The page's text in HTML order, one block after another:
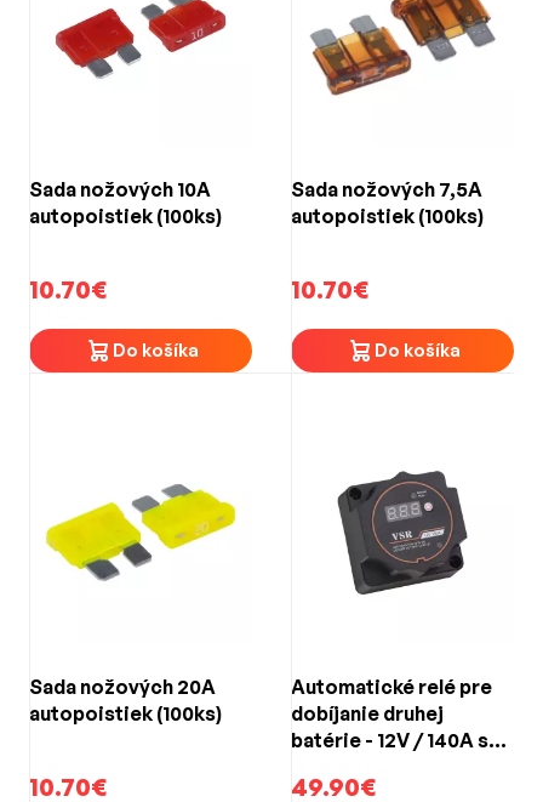
Sada nožových 10A
autopoistiek (100ks)
10.70€
Do košíka
Sada nožových 7,5A
autopoistiek (100ks)
10.70€
Do košíka
Sada nožových 20A
autopoistiek (100ks)
10.70€
Automatické relé pre
dobíjanie druhej
batérie - 12V / 140A s
49.90€